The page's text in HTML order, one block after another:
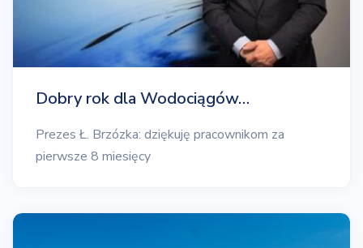
Dobry rok dla Wodociągów…
Prezes Ł. Brzózka: dziękuję pracownikom za
pierwsze 8 miesięcy